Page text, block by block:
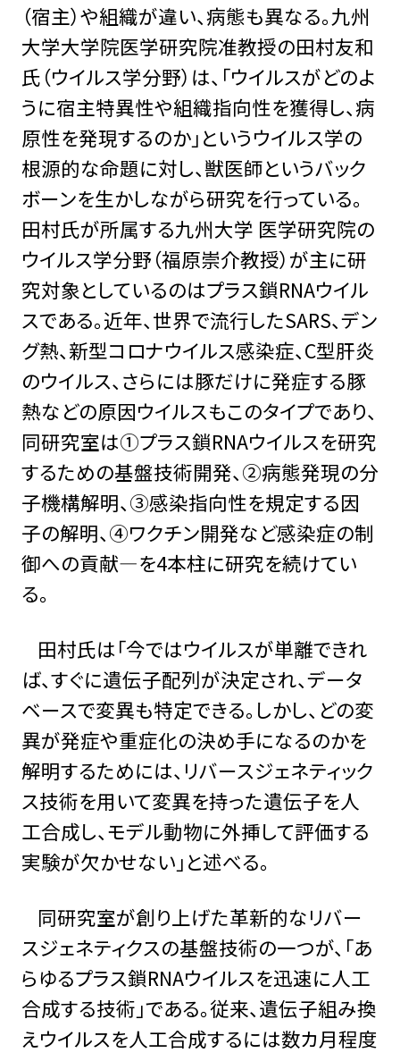
（宿主）や組織が違い、病態も異なる。九州
大学大学院医学研究院准教授の田村友和
氏（ウイルス学分野）は、「ウイルスがどのよ
うに宿主特異性や組織指向性を獲得し、病
原性を発現するのか」というウイルス学の
根源的な命題に対し、獣医師というバック
ボーンを生かしながら研究を行っている。
田村氏が所属する九州大学 医学研究院の
ウイルス学分野（福原崇介教授）が主に研
究対象としているのはプラス鎖RNAウイル
スである。近年、世界で流行したSARS、デン
グ熱、新型コロナウイルス感染症、C型肝炎
のウイルス、さらには豚だけに発症する豚
熱などの原因ウイルスもこのタイプであり、
同研究室は①プラス鎖RNAウイルスを研究
するための基盤技術開発、②病態発現の分
子機構解明、③感染指向性を規定する因
子の解明、④ワクチン開発など感染症の制
御への貢献―を4本柱に研究を続けてい
る。
田村氏は「今ではウイルスが単離できれ
ば、すぐに遺伝子配列が決定され、データ
ベースで変異も特定できる。しかし、どの変
異が発症や重症化の決め手になるのかを
解明するためには、リバースジェネティック
ス技術を用いて変異を持った遺伝子を人
工合成し、モデル動物に外挿して評価する
実験が欠かせない」と述べる。
同研究室が創り上げた革新的なリバー
スジェネティクスの基盤技術の一つが、「あ
らゆるプラス鎖RNAウイルスを迅速に人工
合成する技術」である。従来、遺伝子組み換
えウイルスを人工合成するには数カ月程度